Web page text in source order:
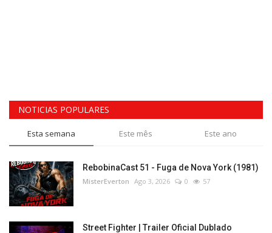
NOTICIAS POPULARES
Esta semana Este mês Este ano
RebobinaCast 51 - Fuga de Nova York (1981)
MisterEverton Ago 3, 2026 0 57
Street Fighter | Trailer Oficial Dublado